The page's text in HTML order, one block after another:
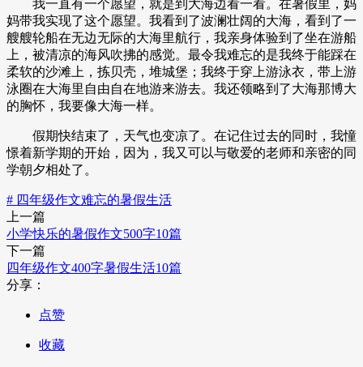
我一直有一个愿望，就是到大海边看一看。在暑假里，妈
妈带我实现了这个愿望。我看到了波澜壮阔的大海，看到了一
艘艘轮船在无边无际的大海里航行，我亲身体验到了坐在游船
上，被清凉的海风吹拂的感觉。最令我难忘的是我终于能踩在
柔软的沙滩上，拣贝壳，堆城堡；我终于穿上游泳衣，带上游
泳圈在大海里自由自在地游来游去。我还领略到了大海那博大
的胸怀，我要像大海一样。
假期快结束了，天气也变凉了。在记住过去的同时，我憧
憬着新学期的开始，因为，我又可以与敬爱的老师和亲密的同
学朝夕相处了。
# 四年级作文难忘的暑假生活
上一篇
小学快乐的暑假作文500字10篇
下一篇
四年级作文400字暑假生活10篇
分享：
点赞
收藏